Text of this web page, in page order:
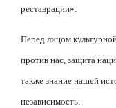
реставрации».
Перед лицом
против нас, защита
также знание нашей
независимость.